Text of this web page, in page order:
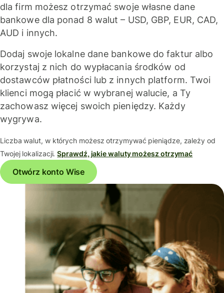
dla firm możesz otrzymać swoje własne dane
bankowe dla ponad 8 walut – USD, GBP, EUR, CAD,
AUD i innych.
Dodaj swoje lokalne dane bankowe do faktur albo
korzystaj z nich do wypłacania środków od
dostawców płatności lub z innych platform. Twoi
klienci mogą płacić w wybranej walucie, a Ty
zachowasz więcej swoich pieniędzy. Każdy
wygrywa.
Liczba walut, w których możesz otrzymywać pieniądze, zależy od
Twojej lokalizacji.Sprawdź, jakie waluty możesz otrzymać
Otwórz konto Wise